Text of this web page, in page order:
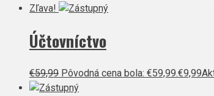
Zľava!
Účtovníctvo
€59,99 Pôvodná cena bola: €59,99.€9,99